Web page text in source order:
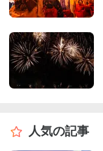
人気の記事